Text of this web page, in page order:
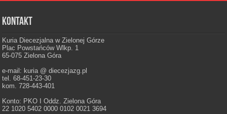
Kontakt
Kuria Diecezjalna w Zielonej Górze
Plac Powstańców Wlkp. 1
65-075 Zielona Góra
e-mail: kuria @ diecezjazg.pl
tel. 68-451-23-30
kom. 728-443-401
Konto: PKO I Oddz. Zielona Góra
22 1020 5402 0000 0102 0021 3694